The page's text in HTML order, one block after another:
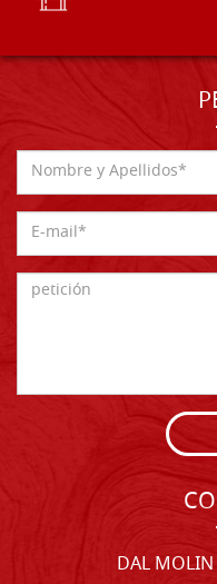
DAL MOLIN